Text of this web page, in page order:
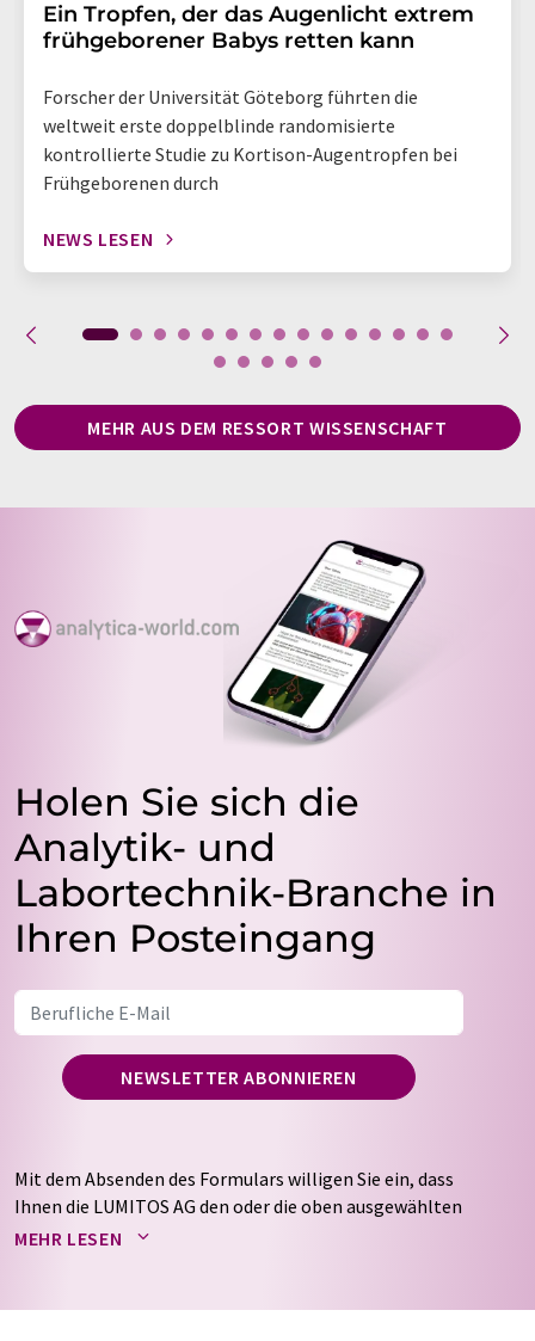
Ein Tropfen, der das Augenlicht extrem
frühgeborener Babys retten kann
Forscher der Universität Göteborg führten die
weltweit erste doppelblinde randomisierte
kontrollierte Studie zu Kortison-Augentropfen bei
Frühgeborenen durch
NEWS LESEN
MEHR AUS DEM RESSORT WISSENSCHAFT
Holen Sie sich die
Analytik- und
Labortechnik-Branche in
Ihren Posteingang
NEWSLETTER ABONNIEREN
Mit dem Absenden des Formulars willigen Sie ein, dass
Ihnen die LUMITOS AG den oder die oben ausgewählten
Newsletter per E-Mail zusendet. Ihre Daten werden
auf Basis unsererDatenschutzerklärung. LUMITOS darf
MEHR LESEN